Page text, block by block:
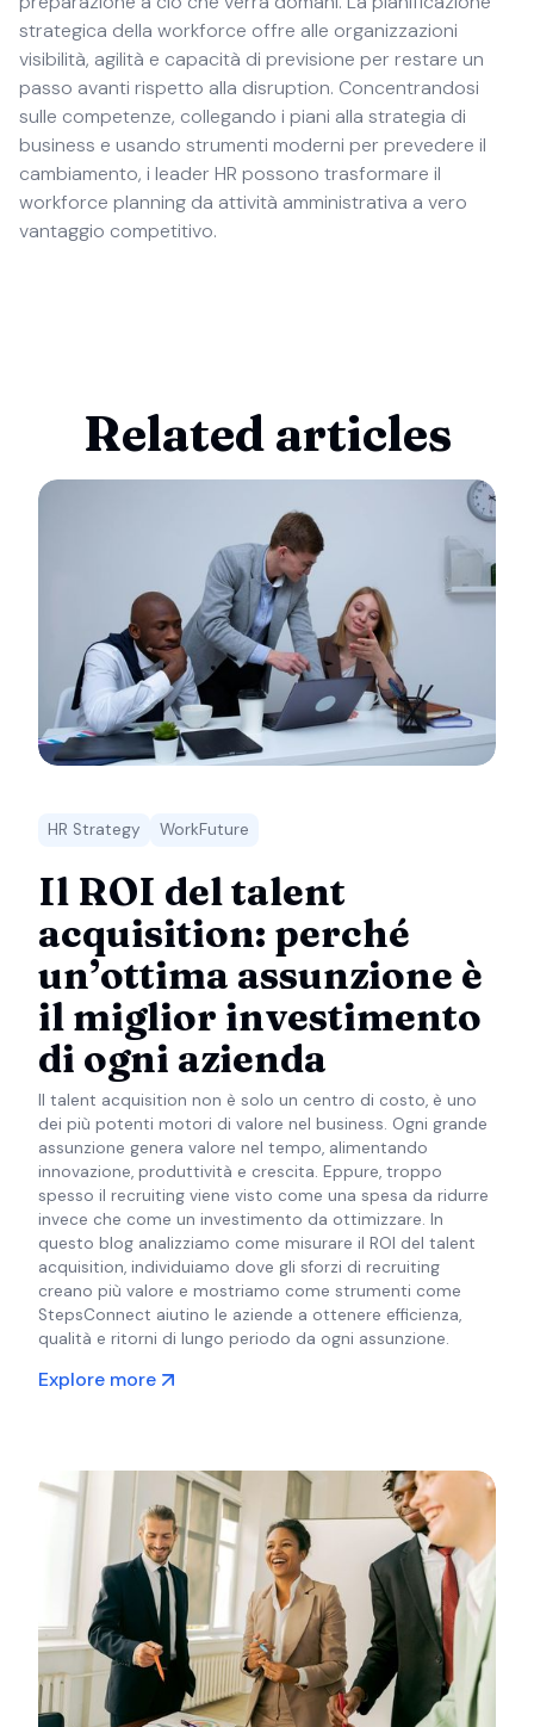
strategica della workforce offre alle organizzazioni
visibilità, agilità e capacità di previsione per restare un
passo avanti rispetto alla disruption. Concentrandosi
sulle competenze, collegando i piani alla strategia di
business e usando strumenti moderni per prevedere il
cambiamento, i leader HR possono trasformare il
workforce planning da attività amministrativa a vero
vantaggio competitivo.
Related articles
HR Strategy WorkFuture
Il ROI del talent
acquisition: perché
un’ottima assunzione è
il miglior investimento
di ogni azienda
Il talent acquisition non è solo un centro di costo, è uno
dei più potenti motori di valore nel business. Ogni grande
assunzione genera valore nel tempo, alimentando
innovazione, produttività e crescita. Eppure, troppo
spesso il recruiting viene visto come una spesa da ridurre
invece che come un investimento da ottimizzare. In
questo blog analizziamo come misurare il ROI del talent
acquisition, individuiamo dove gli sforzi di recruiting
creano più valore e mostriamo come strumenti come
StepsConnect aiutino le aziende a ottenere efficienza,
qualità e ritorni di lungo periodo da ogni assunzione.
Explore more